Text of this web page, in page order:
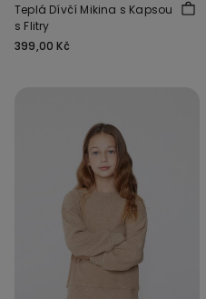
Teplá Dívčí Mikina s Kapsou
s Flitry
399,00 Kč